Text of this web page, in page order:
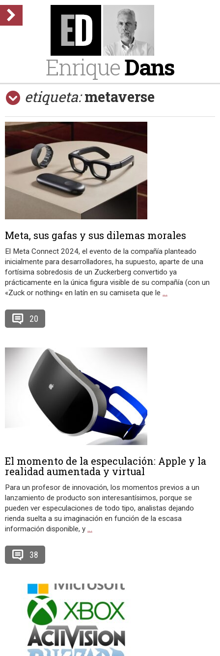
EnriqueDans
etiqueta: metaverse
Meta, sus gafas y sus dilemas morales
El Meta Connect 2024, el evento de la compañía planteado
inicialmente para desarrolladores, ha supuesto, aparte de una
fortísima sobredosis de un Zuckerberg convertido ya
prácticamente en la única figura visible de su compañía (con un
«Zuck or nothing« en latín en su camiseta que le …
20
El momento de la especulación: Apple y la
realidad aumentada y virtual
Para un profesor de innovación, los momentos previos a un
lanzamiento de producto son interesantísimos, porque se
pueden ver especulaciones de todo tipo, analistas dejando
rienda suelta a su imaginación en función de la escasa
información disponible, y …
38